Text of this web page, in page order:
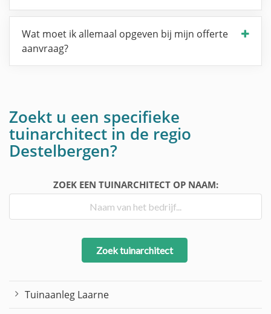
Wat moet ik allemaal opgeven bij mijn offerte
aanvraag?
Zoekt u een specifieke
tuinarchitect in de regio
Destelbergen?
ZOEK EEN TUINARCHITECT OP NAAM:
Zoek tuinarchitect
Tuinaanleg Laarne